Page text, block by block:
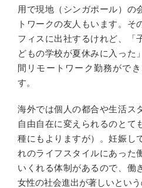
用で現地（シンガポール）の
トワークの友人もいます。そ
フィスに出社するけれど、「
どもの学校が夏休みに入った
間リモートワーク勤務がで
す。
海外では個人の都合や生活ス
自由自在に変えられるのとて
種にもよりますが）。妊娠し
れのライフスタイルにあった
いくれる体制があるので、働
女性の社会進出が著しいという